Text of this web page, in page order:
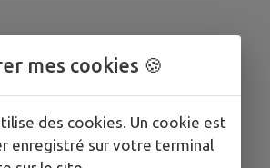
mes cookies 🍪
des cookies. Un cookie est
enregistré sur votre terminal